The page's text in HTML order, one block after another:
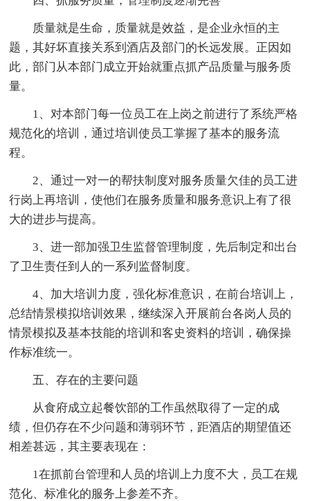
质量就是生命，质量就是效益，是企业永恒的主
题，其好坏直接关系到酒店及部门的长远发展。正因如
此，部门从本部门成立开始就重点抓产品质量与服务质
量。
1、对本部门每一位员工在上岗之前进行了系统严格
规范化的培训，通过培训使员工掌握了基本的服务流
程。
2、通过一对一的帮扶制度对服务质量欠佳的员工进
行岗上再培训，使他们在服务质量和服务意识上有了很
大的进步与提高。
3、进一部加强卫生监督管理制度，先后制定和出台
了卫生责任到人的一系列监督制度。
4、加大培训力度，强化标准意识，在前台培训上，
总结情景模拟培训效果，继续深入开展前台各岗人员的
情景模拟及基本技能的培训和客史资料的培训，确保操
作标准统一。
五、存在的主要问题
从食府成立起餐饮部的工作虽然取得了一定的成
绩，但仍存在不少问题和薄弱环节，距酒店的期望值还
相差甚远，其主要表现在：
1在抓前台管理和人员的培训上力度不大，员工在规
范化、标准化的服务上参差不齐。